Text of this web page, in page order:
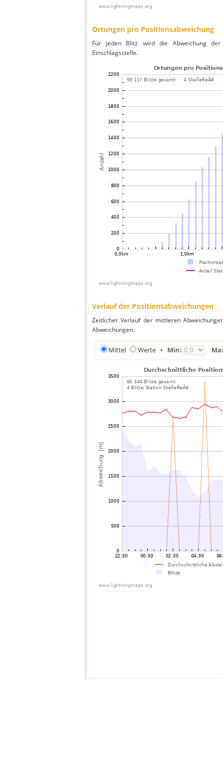
Ortungen pro Positionsabweichung
Für jeden Blitz wird die Abweichung
Einschlagsstelle.
Verlauf der Positionsabweichungen
Zeitlicher Verlauf der mittleren
Abweichungen.
Mittel Werte • Min: